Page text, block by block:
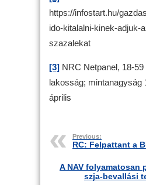
https://infostart.hu/
ido-kitalalni-kinek-adjuk-
szazalekat
[3] NRC Netpanel, 18-
lakosság; mintanagyság
április
Previous:
RC: Felpattant a
A NAV folyamatosan
szja-bevallási